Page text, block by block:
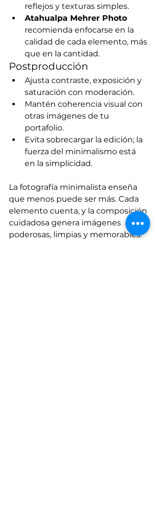
reflejos y texturas simples.
Atahualpa Mehrer Photo
recomienda enfocarse en la
calidad de cada elemento, más
que en la cantidad.
Postproducción
Ajusta contraste, exposición y
saturación con moderación.
Mantén coherencia visual con
otras imágenes de tu
portafolio.
Evita sobrecargar la edición; la
fuerza del minimalismo está
en la simplicidad.
La fotografía minimalista enseña
que menos puede ser más. Cada
elemento cuenta, y la composición
cuidadosa genera imágenes
poderosas, limpias y memorables.